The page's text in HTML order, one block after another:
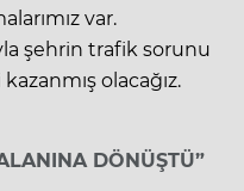
var.
şehrin trafik sorunu
olacağız.
DÖNÜŞTÜ”